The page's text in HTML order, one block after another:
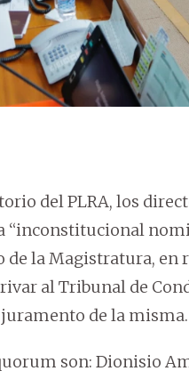
del PLRA, los
“inconstitucional
de la Magistratura, en
al Tribunal de
de la misma.
son: Dionisio